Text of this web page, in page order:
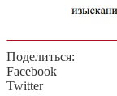
Поделиться:
Facebook
Twitter